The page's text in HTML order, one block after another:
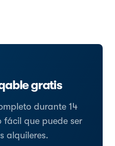
gratis
durante 14
fácil que puede ser
alquileres.